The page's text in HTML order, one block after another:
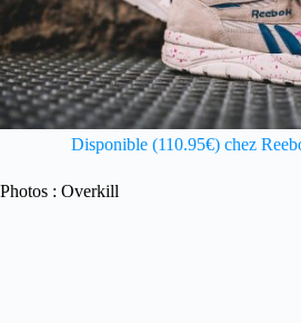
Disponible (110.95€) chez
Photos : Overkill